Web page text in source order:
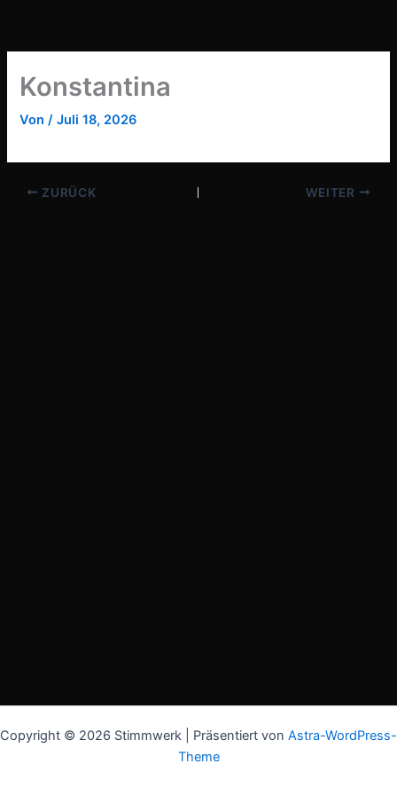
springen
Konstantina
Von/Juli 18, 2026
ZURÜCK WEITER
Copyright © 2026 Stimmwerk | Präsentiert von Astra-WordPress-
Theme